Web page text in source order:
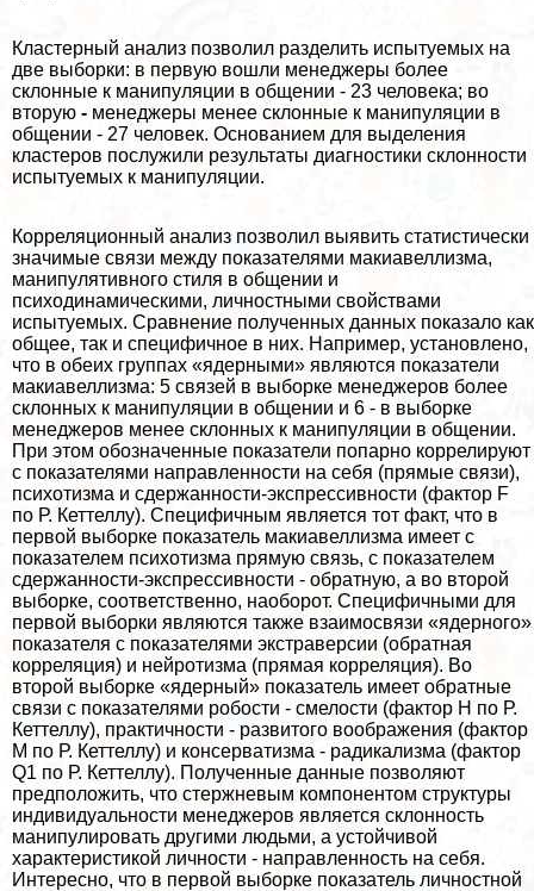
Кластерный анализ позволил разделить испытуемых на
две выборки: в первую вошли менеджеры более
склонные к манипуляции в общении - 23 человека; во
вторую - менеджеры менее склонные к манипуляции в
общении - 27 человек. Основанием для выделения
кластеров послужили результаты диагностики склонности
испытуемых к манипуляции.
Корреляционный анализ позволил выявить статистически
значимые связи между показателями макиавеллизма,
манипулятивного стиля в общении и
психодинамическими, личностными свойствами
испытуемых. Сравнение полученных данных показало как
общее, так и специфичное в них. Например, установлено,
что в обеих группах «ядерными» являются показатели
макиавеллизма: 5 связей в выборке менеджеров более
склонных к манипуляции в общении и 6 - в выборке
менеджеров менее склонных к манипуляции в общении.
При этом обозначенные показатели попарно коррелируют
с показателями направленности на себя (прямые связи),
психотизма и сдержанности-экспрессивности (фактор F
по Р. Кеттеллу). Специфичным является тот факт, что в
первой выборке показатель макиавеллизма имеет с
показателем психотизма прямую связь, с показателем
сдержанности-экспрессивности - обратную, а во второй
выборке, соответственно, наоборот. Специфичными для
первой выборки являются также взаимосвязи «ядерного»
показателя с показателями экстраверсии (обратная
корреляция) и нейротизма (прямая корреляция). Во
второй выборке «ядерный» показатель имеет обратные
связи с показателями робости - смелости (фактор Н по Р.
Кеттеллу), пpaктичности - развитого воображения (фактор
М по Р. Кеттеллу) и консерватизма - радикализма (фактор
Q1 по Р. Кеттеллу). Полученные данные позволяют
предположить, что стержневым компонентом структуры
индивидуальности менеджеров является склонность
манипулировать другими людьми, а устойчивой
хаpaктеристикой личности - направленность на себя.
Интересно, что в первой выборке показатель личностной